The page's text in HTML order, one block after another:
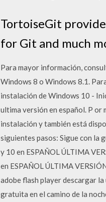
TortoiseGit
for Git and much
Para mayor información,
Windows 8 o Windows 8.1.
instalación de Windows 10 -
ultima versión en español. P or
instalación y también está
siguientes pasos: Sigue con la
y 10 en ESPAÑOL ÚLTIMA
en ESPAÑOL ÚLTIMA
adobe flash player descargar
gratuita en el camino de la